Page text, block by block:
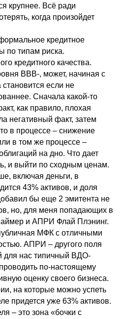
крупнее. Всё ради
когда произойдет
кредитное
по типам риска.
кредитного качества.
ВВВ-, может, начиная с
если не
Сначала какой-то
как правило, плохая
негативный факт, затем
в процессе – снижение
в том же процессе –
на дно. Что дает
и выйти по сходным ценам.
включая деньги, в
43% активов, и доля
бы еще 2 эмитента не
но, для меня попадающих в
и АПРИ Флай Плэнинг.
МФК с отличными
АПРИ – другого поля
для нас типичный ВДО-
по-настоящему
оценку своего бизнеса.
на которые можно успеть
придется уже 63% активов.
– это зона «бочки с